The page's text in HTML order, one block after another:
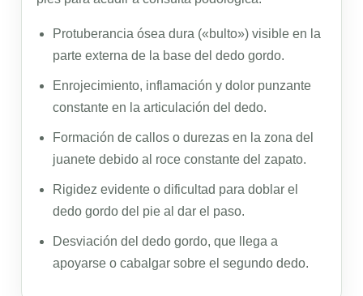
Protuberancia ósea dura («bulto») visible en la
parte externa de la base del dedo gordo.
Enrojecimiento, inflamación y dolor punzante
constante en la articulación del dedo.
Formación de callos o durezas en la zona del
juanete debido al roce constante del zapato.
Rigidez evidente o dificultad para doblar el
dedo gordo del pie al dar el paso.
Desviación del dedo gordo, que llega a
apoyarse o cabalgar sobre el segundo dedo.